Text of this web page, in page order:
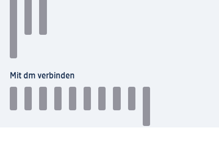
Mit dm verbinden